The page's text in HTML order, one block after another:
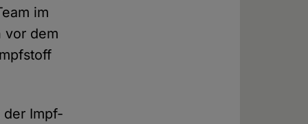
im
vor dem
der Impf-